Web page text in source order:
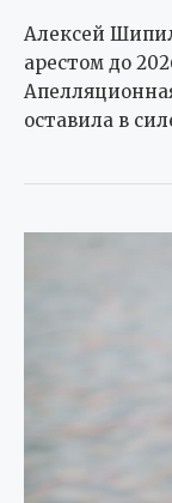
Алексей
арестом до
оставила в